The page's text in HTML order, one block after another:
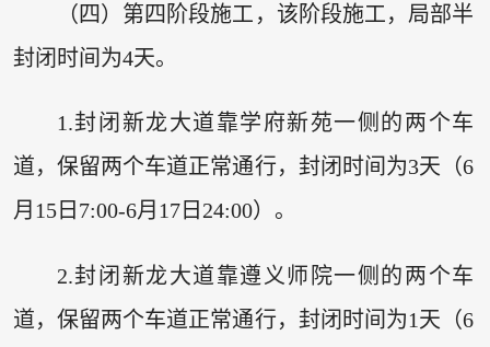
（四）第四阶段施工，该阶段施工，局部半
封闭时间为4天。
1.封闭新龙大道靠学府新苑一侧的两个车
道，保留两个车道正常通行，封闭时间为3天（6
月15日7:00-6月17日24:00）。
2.封闭新龙大道靠遵义师院一侧的两个车
道，保留两个车道正常通行，封闭时间为1天（6